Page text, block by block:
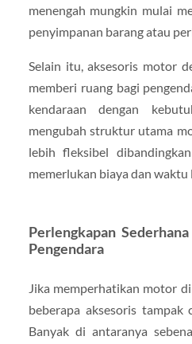
menengah mungkin mulai
penyimpanan barang atau
Selain itu, aksesoris motor
memberi ruang bagi
kendaraan dengan
mengubah struktur utama
lebih fleksibel
memerlukan biaya dan waktu
Perlengkapan
Pengendara
Jika memperhatikan motor
beberapa aksesoris tampak
Banyak di antaranya